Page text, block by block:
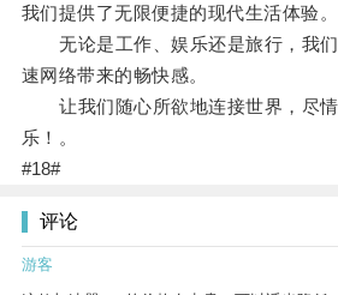
我们提供了无限便捷的现代生活体验。
无论是工作、娱乐还是旅行，我们
速网络带来的畅快感。
让我们随心所欲地连接世界，尽情
乐！。
#18#
评论
游客